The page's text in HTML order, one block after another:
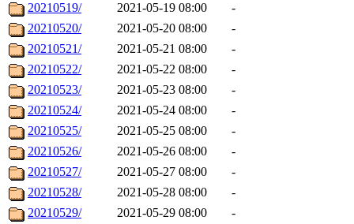
20210519/
2021-05-19 08:00
-
20210520/
2021-05-20 08:00
-
20210521/
2021-05-21 08:00
-
20210522/
2021-05-22 08:00
-
20210523/
2021-05-23 08:00
-
20210524/
2021-05-24 08:00
-
20210525/
2021-05-25 08:00
-
20210526/
2021-05-26 08:00
-
20210527/
2021-05-27 08:00
-
20210528/
2021-05-28 08:00
-
20210529/
2021-05-29 08:00
-